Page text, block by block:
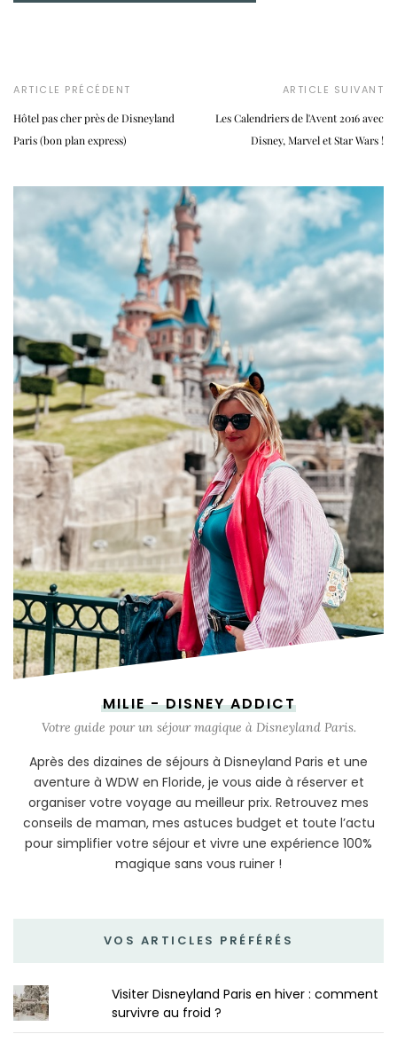
ARTICLE PRÉCÉDENT
Hôtel pas cher près de Disneyland
Paris (bon plan express)
ARTICLE SUIVANT
Les Calendriers de l'Avent 2016 avec
Disney, Marvel et Star Wars !
MILIE - DISNEY ADDICT
Votre guide pour un séjour magique à Disneyland Paris.
Après des dizaines de séjours à Disneyland Paris et une
aventure à WDW en Floride, je vous aide à réserver et
organiser votre voyage au meilleur prix. Retrouvez mes
conseils de maman, mes astuces budget et toute l’actu
pour simplifier votre séjour et vivre une expérience 100%
magique sans vous ruiner !
VOS ARTICLES PRÉFÉRÉS
Visiter Disneyland Paris en hiver : comment
survivre au froid ?